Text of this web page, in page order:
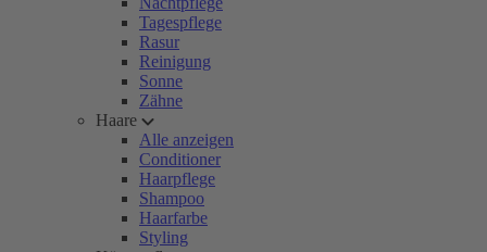
Tagespflege
Rasur
Reinigung
Sonne
Zähne
Haare
Alle anzeigen
Conditioner
Haarpflege
Shampoo
Haarfarbe
Styling